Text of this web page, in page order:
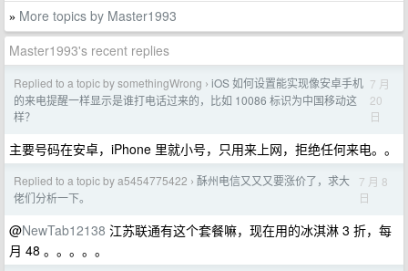
» More topics by Master1993
Master1993's recent replies
Replied to a topic by somethingWrong › iOS 如何设置能实现像安卓手机
的来电提醒一样显示是谁打电话过来的，比如 10086 标识为中国移动这
样？
7 月
20
日
主要号码在安卓，iPhone 里就小号，只用来上网，拒绝任何来电。。
Replied to a topic by a5454775422 › 酥州电信又又又要涨价了，求大
佬们分析一下。
7 月 8
日
@NewTab12138 江苏联通有这个套餐嘛，现在用的冰淇淋 3 折，每
月 48 。。。。。